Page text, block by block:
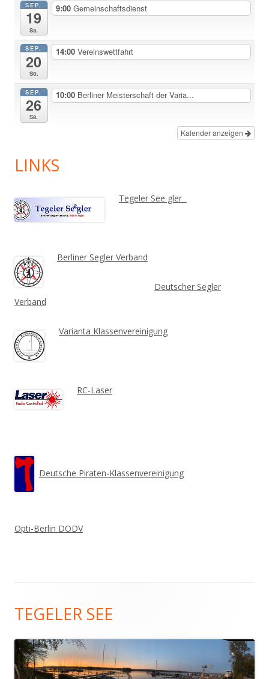
SEP.
19
Sa.
9:00 Gemeinschaftsdienst
SEP.
20
So.
14:00 Vereinswettfahrt
SEP.
26
Sa.
10:00 Berliner Meisterschaft der Varia...
Kalender anzeigen
LINKS
Tegeler See gler
Berliner Segler Verband
Deutscher Segler
Verband
Varianta Klassenvereinigung
RC-Laser
Deutsche Piraten-Klassenvereinigung
Opti-Berlin DODV
Inhalt
TEGELER SEE